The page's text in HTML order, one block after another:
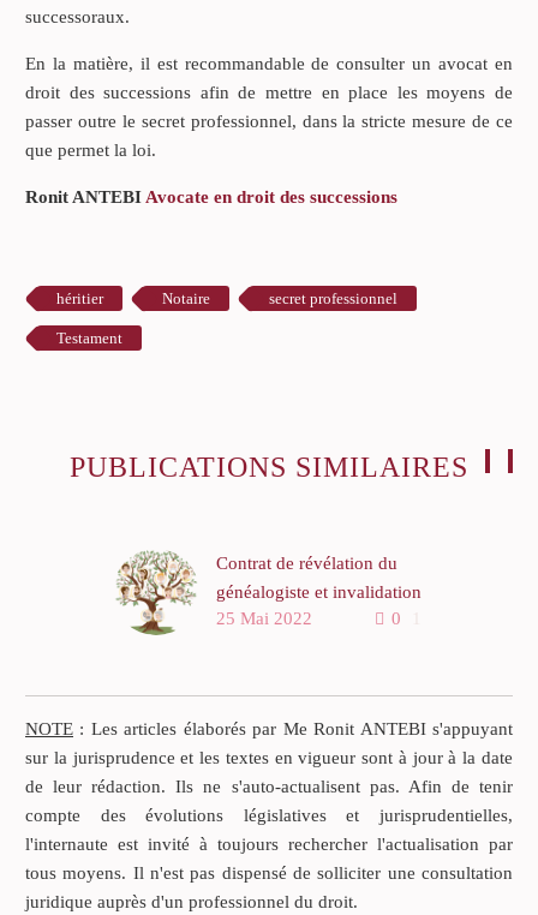
successoraux.
En la matière, il est recommandable de consulter un avocat en
droit des successions afin de mettre en place les moyens de
passer outre le secret professionnel, dans la stricte mesure de ce
que permet la loi.
Ronit ANTEBI Avocate en droit des successions
héritier Notaire secret professionnel
Testament
PUBLICATIONS SIMILAIRES
Contrat de révélation du
généalogiste et invalidation
par la cour d’appel
de Poitiers en date du 10
mai 2022 (n°20/01925
DALLOZ) SAS Etude
Généalogique GUENIFEY
C/ X … mérite d’être
examiné.
Certes, il ne fait pas
0
25 Mai 2022
NOTE : Les articles élaborés par Me Ronit ANTEBI s'appuyant
sur la jurisprudence et les textes en vigueur sont à jour à la date
de leur rédaction. Ils ne s'auto-actualisent pas. Afin de tenir
compte des évolutions législatives et jurisprudentielles,
l'internaute est invité à toujours rechercher l'actualisation par
tous moyens. Il n'est pas dispensé de solliciter une consultation
juridique auprès d'un professionnel du droit.